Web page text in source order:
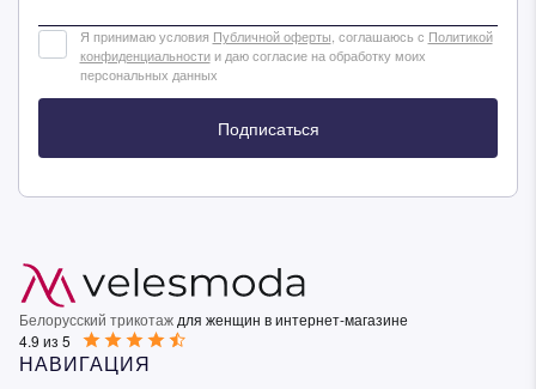
Я принимаю условия Публичной оферты , соглашаюсь с Политикой
конфиденциальностии даю согласие на обработку моих
персональных данных
Подписаться
Белорусский трикотаж для женщин в интернет-магазине
4.9 из 5
НАВИГАЦИЯ